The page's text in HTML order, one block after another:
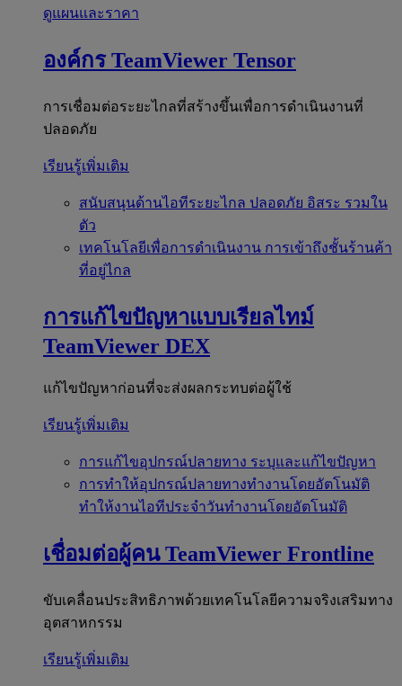
ดูแผนและราคา
องค์กร TeamViewer Tensor
การเชื่อมต่อระยะไกลที่สร้างขึ้นเพื่อการดำเนินงานที่
ปลอดภัย
เรียนรู้เพิ่มเติม
สนับสนุนด้านไอทีระยะไกล ปลอดภัย อิสระ รวมใน
ตัว
เทคโนโลยีเพื่อการดำเนินงาน การเข้าถึงชั้นร้านค้า
ที่อยู่ไกล
การแก้ไขปัญหาแบบเรียลไทม์
TeamViewer DEX
แก้ไขปัญหาก่อนที่จะส่งผลกระทบต่อผู้ใช้
เรียนรู้เพิ่มเติม
การแก้ไขอุปกรณ์ปลายทาง ระบุและแก้ไขปัญหา
การทำให้อุปกรณ์ปลายทางทำงานโดยอัตโนมัติ
ทำให้งานไอทีประจำวันทำงานโดยอัตโนมัติ
เชื่อมต่อผู้คน TeamViewer Frontline
ขับเคลื่อนประสิทธิภาพด้วยเทคโนโลยีความจริงเสริมทาง
อุตสาหกรรม
เรียนรู้เพิ่มเติม